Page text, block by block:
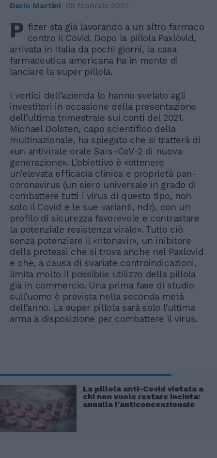
Dario Martini 09 febbraio 2022
P fizer sta già lavorando a un altro farmaco
contro il Covid. Dopo la pillola Paxlovid,
arrivata in Italia da pochi giorni, la casa
farmaceutica americana ha in mente di
lanciare la super pillola.
I vertici dell’azienda lo hanno svelato agli
investitori in occasione della presentazione
dell’ultima trimestrale sui conti del 2021.
Michael Dolsten, capo scientifico della
multinazionale, ha spiegato che si tratterà di
«un antivirale orale Sars-CoV-2 di nuova
generazione». L’obiettivo è «ottenere
un’elevata efficacia clinica e proprietà pan-
coronavirus (un siero universale in grado di
combattere tutti i virus di questo tipo, non
solo il Covid e le sue varianti, ndr), con un
profilo di sicurezza favorevole e contrastare
la potenziale resistenza virale». Tutto ciò
senza potenziare il «ritonavir», un inibitore
della proteasi che si trova anche nel Paxlovid
e che, a causa di svariate controindicazioni,
limita molto il possibile utilizzo della pillola
già in commercio. Una prima fase di studio
sull’uomo è prevista nella seconda metà
dell’anno. La super pillola sarà solo l’ultima
arma a disposizione per combattere il virus.
La pillola anti-Covid vietata a
chi non vuole restare incinta:
annulla l'anticoncenzionale